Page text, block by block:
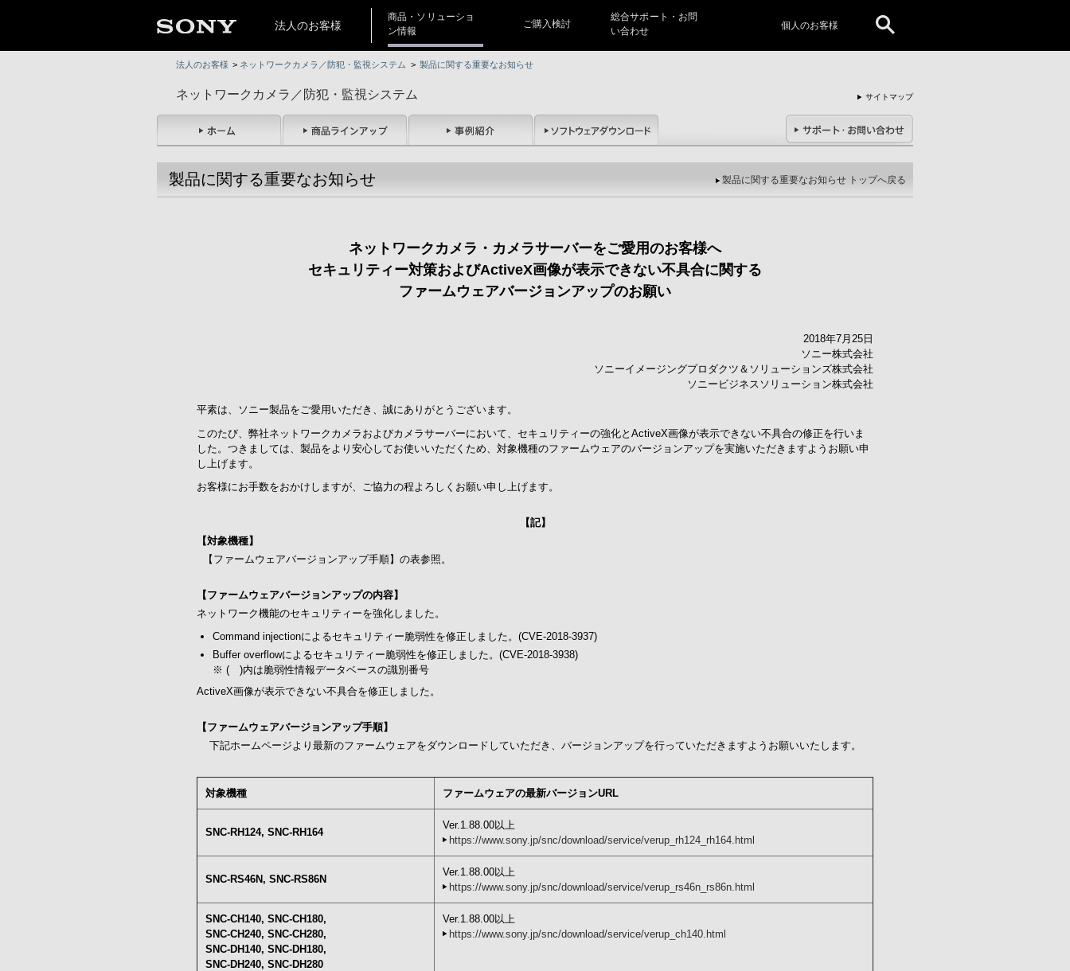
法人のお客様
商品・ソリューショ
ン情報
ご購入検討
総合サポート・お問
い合わせ
個人のお客様
法人のお客様 > ネットワークカメラ／防犯・監視システム > 製品に関する重要なお知らせ
ネットワークカメラ／防犯・監視システム サイトマップ
製品に関する重要なお知らせ 製品に関する重要なお知らせ トップへ戻る
ネットワークカメラ・カメラサーバーをご愛用のお客様へ
セキュリティー対策およびActiveX画像が表示できない不具合に関する
ファームウェアバージョンアップのお願い
2018年7月25日
ソニー株式会社
ソニーイメージングプロダクツ＆ソリューションズ株式会社
ソニービジネスソリューション株式会社
平素は、ソニー製品をご愛用いただき、誠にありがとうございます。
このたび、弊社ネットワークカメラおよびカメラサーバーにおいて、セキュリティーの強化とActiveX画像が表示できない不具合の修正を行いま
した。つきましては、製品をより安心してお使いいただくため、対象機種のファームウェアのバージョンアップを実施いただきますようお願い申
し上げます。
お客様にお手数をおかけしますが、ご協力の程よろしくお願い申し上げます。
【記】
【対象機種】
【ファームウェアバージョンアップ手順】の表参照。
【ファームウェアバージョンアップの内容】
ネットワーク機能のセキュリティーを強化しました。
Command injectionによるセキュリティー脆弱性を修正しました。(CVE-2018-3937)
Buffer overflowによるセキュリティー脆弱性を修正しました。(CVE-2018-3938)
※ ( )内は脆弱性情報データベースの識別番号
ActiveX画像が表示できない不具合を修正しました。
【ファームウェアバージョンアップ手順】
下記ホームページより最新のファームウェアをダウンロードしていただき、バージョンアップを行っていただきますようお願いいたします。
対象機種 ファームウェアの最新バージョンURL
SNC-RH124, SNC-RH164
Ver.1.88.00以上
https://www.sony.jp/snc/download/service/verup_rh124_rh164.html
SNC-RS46N, SNC-RS86N
Ver.1.88.00以上
https://www.sony.jp/snc/download/service/verup_rs46n_rs86n.html
SNC-CH140, SNC-CH180,
SNC-CH240, SNC-CH280,
SNC-DH140, SNC-DH180,
SNC-DH240, SNC-DH280
Ver.1.88.00以上
https://www.sony.jp/snc/download/service/verup_ch140.html